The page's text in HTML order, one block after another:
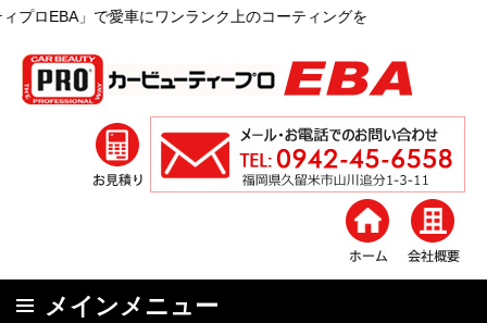
車にワンランク上のコーティングを
メインメニュー